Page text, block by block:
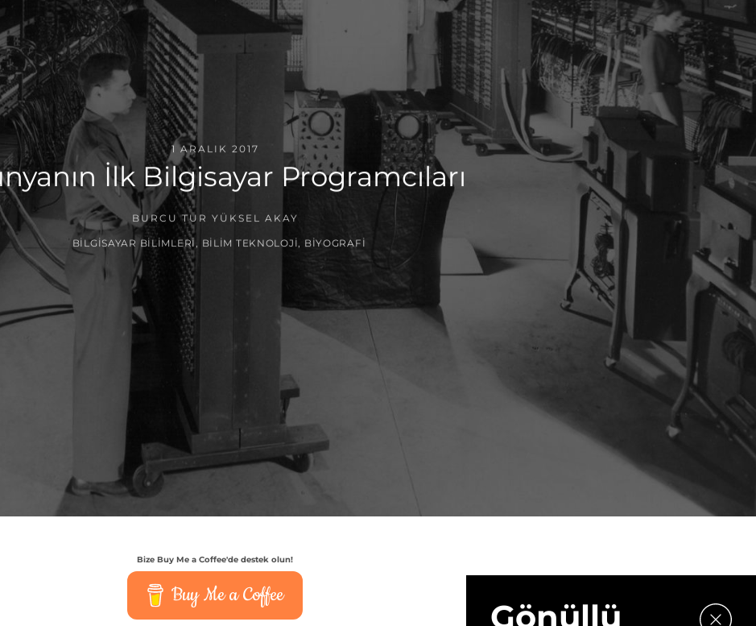
1 ARALIK 2017
İlk Bilgisayar Programcıları
BURCU TUR YÜKSEL AKAY
BILGISAYAR BILIMLERI BILIM TEKNOLOJI BIYOGRAFI
Bize Buy Me a Coffee'de destek olun!
Buy Me a Coffee
Gönüllü